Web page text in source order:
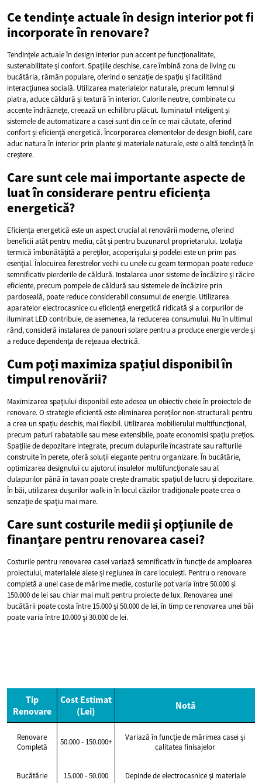
Ce tendințe actuale în design interior pot fi
incorporate în renovare?
Tendințele actuale în design interior pun accent pe funcționalitate,
sustenabilitate și confort. Spațiile deschise, care îmbină zona de living cu
bucătăria, rămân populare, oferind o senzație de spațiu și facilitând
interacțiunea socială. Utilizarea materialelor naturale, precum lemnul și
piatra, aduce căldură și textură în interior. Culorile neutre, combinate cu
accente îndrăznețe, creează un echilibru plăcut. Iluminatul inteligent și
sistemele de automatizare a casei sunt din ce în ce mai căutate, oferind
confort și eficiență energetică. Încorporarea elementelor de design biofil, care
aduc natura în interior prin plante și materiale naturale, este o altă tendință în
creștere.
Care sunt cele mai importante aspecte de
luat în considerare pentru eficiența
energetică?
Eficiența energetică este un aspect crucial al renovării moderne, oferind
beneficii atât pentru mediu, cât și pentru buzunarul proprietarului. Izolația
termică îmbunătățită a pereților, acoperișului și podelei este un prim pas
esențial. Înlocuirea ferestrelor vechi cu unele cu geam termopan poate reduce
semnificativ pierderile de căldură. Instalarea unor sisteme de încălzire și răcire
eficiente, precum pompele de căldură sau sistemele de încălzire prin
pardoseală, poate reduce considerabil consumul de energie. Utilizarea
aparatelor electrocasnice cu eficiență energetică ridicată și a corpurilor de
iluminat LED contribuie, de asemenea, la reducerea consumului. Nu în ultimul
rând, consideră instalarea de panouri solare pentru a produce energie verde și
a reduce dependența de rețeaua electrică.
Cum poți maximiza spațiul disponibil în
timpul renovării?
Maximizarea spațiului disponibil este adesea un obiectiv cheie în proiectele de
renovare. O strategie eficientă este eliminarea pereților non-structurali pentru
a crea un spațiu deschis, mai flexibil. Utilizarea mobilierului multifuncțional,
precum paturi rabatabile sau mese extensibile, poate economisi spațiu prețios.
Spațiile de depozitare integrate, precum dulapurile încastrate sau rafturile
construite în perete, oferă soluții elegante pentru organizare. În bucătărie,
optimizarea designului cu ajutorul insulelor multifuncționale sau al
dulapurilor până în tavan poate crește dramatic spațiul de lucru și depozitare.
În băi, utilizarea dușurilor walk-in în locul căzilor tradiționale poate crea o
senzație de spațiu mai mare.
Care sunt costurile medii și opțiunile de
finanțare pentru renovarea casei?
Costurile pentru renovarea casei variază semnificativ în funcție de amploarea
proiectului, materialele alese și regiunea în care locuiești. Pentru o renovare
completă a unei case de mărime medie, costurile pot varia între 50.000 și
150.000 de lei sau chiar mai mult pentru proiecte de lux. Renovarea unei
bucătării poate costa între 15.000 și 50.000 de lei, în timp ce renovarea unei băi
poate varia între 10.000 și 30.000 de lei.
Tip
Renovare
Cost Estimat
(Lei)
Notă
Renovare
Completă
50.000 - 150.000+
Variază în funcție de mărimea casei și
calitatea finisajelor
Bucătărie 15.000 - 50.000 Depinde de electrocasnice și materiale